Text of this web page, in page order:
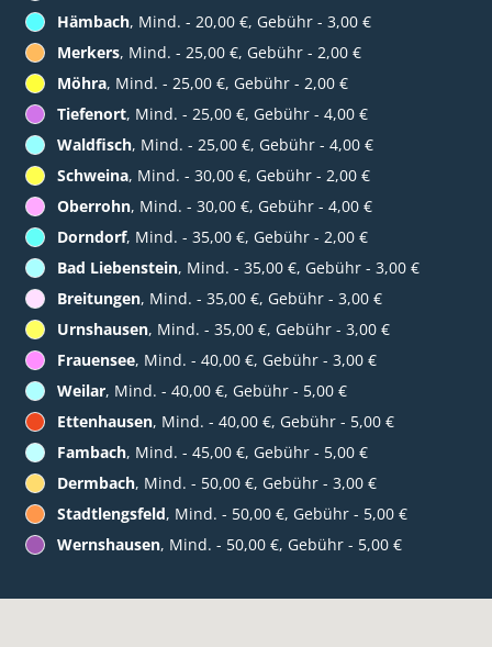
Hämbach, Mind. - 20,00 €, Gebühr - 3,00 €
Merkers, Mind. - 25,00 €, Gebühr - 2,00 €
Möhra, Mind. - 25,00 €, Gebühr - 2,00 €
Tiefenort, Mind. - 25,00 €, Gebühr - 4,00 €
Waldfisch, Mind. - 25,00 €, Gebühr - 4,00 €
Schweina, Mind. - 30,00 €, Gebühr - 2,00 €
Oberrohn, Mind. - 30,00 €, Gebühr - 4,00 €
Dorndorf, Mind. - 35,00 €, Gebühr - 2,00 €
Bad Liebenstein, Mind. - 35,00 €, Gebühr - 3,00 €
Breitungen, Mind. - 35,00 €, Gebühr - 3,00 €
Urnshausen, Mind. - 35,00 €, Gebühr - 3,00 €
Frauensee, Mind. - 40,00 €, Gebühr - 3,00 €
Weilar, Mind. - 40,00 €, Gebühr - 5,00 €
Ettenhausen, Mind. - 40,00 €, Gebühr - 5,00 €
Fambach, Mind. - 45,00 €, Gebühr - 5,00 €
Dermbach, Mind. - 50,00 €, Gebühr - 3,00 €
Stadtlengsfeld, Mind. - 50,00 €, Gebühr - 5,00 €
Wernshausen, Mind. - 50,00 €, Gebühr - 5,00 €